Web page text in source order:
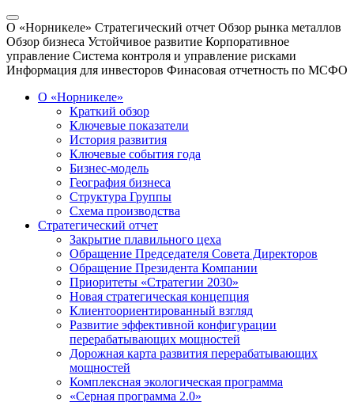
О «Норникеле» Стратегический отчет Обзор рынка металлов
Обзор бизнеса Устойчивое развитие Корпоративное
управление Система контроля и управление рисками
Информация для инвесторов Финасовая отчетность по МСФО
О «Норникеле»
Краткий обзор
Ключевые показатели
История развития
Ключевые события года
Бизнес-модель
География бизнеса
Структура Группы
Схема производства
Стратегический отчет
Закрытие плавильного цеха
Обращение Председателя Совета Директоров
Обращение Президента Компании
Приоритеты «Стратегии 2030»
Новая стратегическая концепция
Клиентоориентированный взгляд
Развитие эффективной конфигурации
перерабатывающих мощностей
Дорожная карта развития перерабатывающих
мощностей
Комплексная экологическая программа
«Серная программа 2.0»